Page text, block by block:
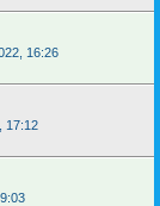
16:26
17:12